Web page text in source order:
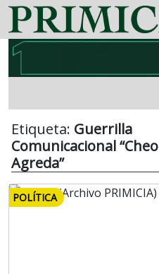
Etiqueta: Guerrilla
Comunicacional “Cheo
Agreda”
POLÍTICA